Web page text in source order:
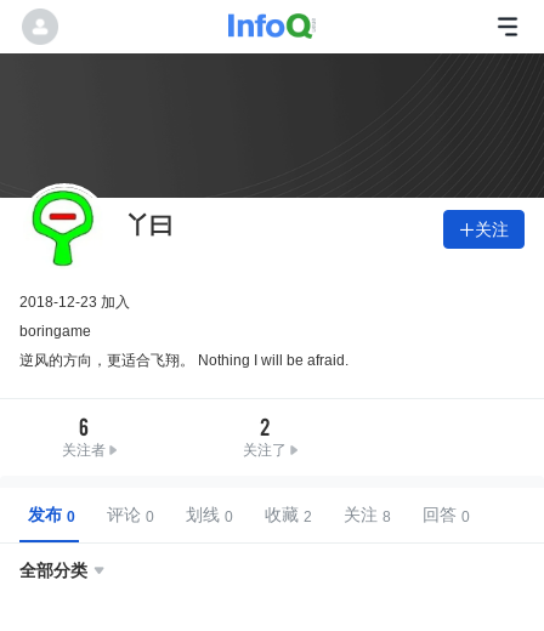
丫曰 关注
2018-12-23 加入
boringame
逆风的方向，更适合飞翔。 Nothing I will be afraid.
6
关注者
2
关注了
发布 评论 划线 收藏 关注 回答
全部分类 